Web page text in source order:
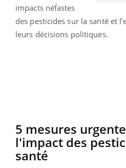
impacts néfastes
des pesticides sur la santé et
leurs décisions politiques.
5 mesures
l'impact des
santé